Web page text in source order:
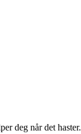
deg når det haster.